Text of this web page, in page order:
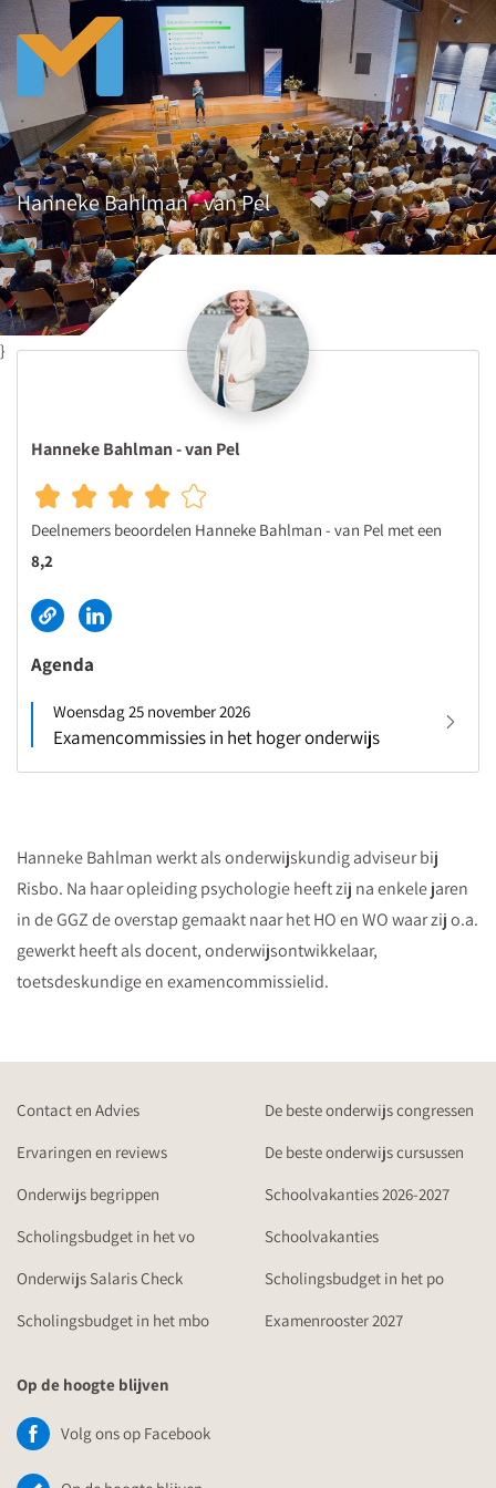
Hanneke Bahlman - van Pel
}
Hanneke Bahlman - van Pel
Deelnemers beoordelen Hanneke Bahlman - van Pel met een
8,2
Agenda
Woensdag 25 november 2026
Examencommissies in het hoger onderwijs
Hanneke Bahlman werkt als onderwijskundig adviseur bij
Risbo. Na haar opleiding psychologie heeft zij na enkele jaren
in de GGZ de overstap gemaakt naar het HO en WO waar zij o.a.
gewerkt heeft als docent, onderwijsontwikkelaar,
toetsdeskundige en examencommissielid.
Contact en Advies
De beste onderwijs congressen
Ervaringen en reviews
De beste onderwijs cursussen
Onderwijs begrippen
Schoolvakanties 2026-2027
Scholingsbudget in het vo
Schoolvakanties
Onderwijs Salaris Check
Scholingsbudget in het po
Scholingsbudget in het mbo
Examenrooster 2027
Op de hoogte blijven
Volg ons op Facebook